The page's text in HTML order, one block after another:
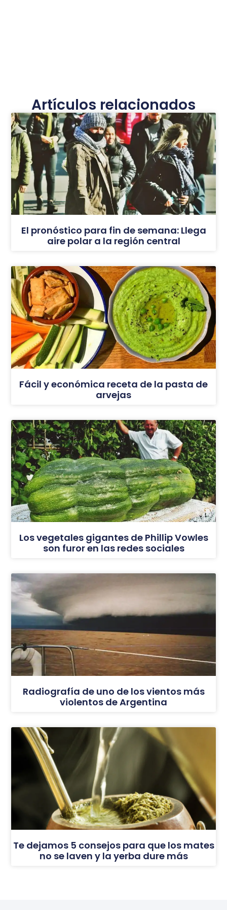
Artículos relacionados
El pronóstico para fin de semana: Llega
aire polar a la región central
Fácil y económica receta de la pasta de
arvejas
Los vegetales gigantes de Phillip Vowles
son furor en las redes sociales
Radiografía de uno de los vientos más
violentos de Argentina
Te dejamos 5 consejos para que los mates
no se laven y la yerba dure más